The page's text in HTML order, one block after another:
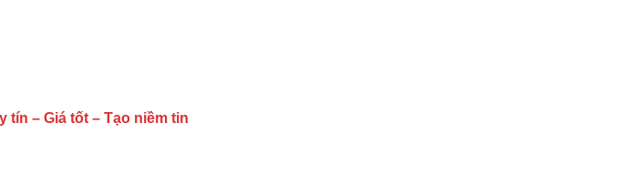
tín – Giá tốt – Tạo niềm tin